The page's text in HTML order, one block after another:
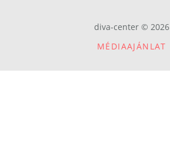
diva-center © 2026
MÉDIAAJÁNLAT